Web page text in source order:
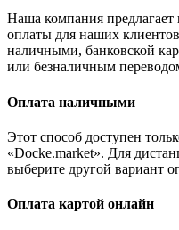
Наша компания
оплаты для наших
наличными, банковской
или безналичным
Оплата наличными
Этот способ доступен
«Docke.market». Для
выберите другой вариант
Оплата картой онлайн